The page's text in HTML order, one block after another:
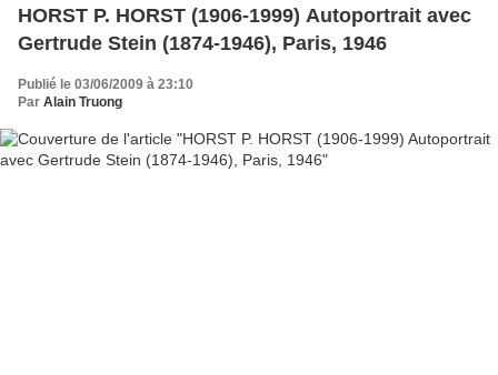
HORST P. HORST (1906-1999) Autoportrait avec
Gertrude Stein (1874-1946), Paris, 1946
Publié le 03/06/2009 à 23:10
Par Alain Truong